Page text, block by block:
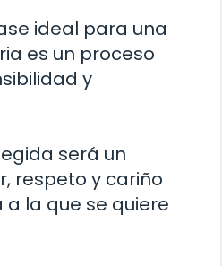
ideal para una
es un proceso
y
será un
respeto y cariño
la que se quiere